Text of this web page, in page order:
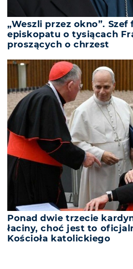
„Weszli przez okno”.
episkopatu o tysiącach
proszących o chrzest
Ponad dwie trzecie
łaciny, choć jest to
Kościoła katolickiego